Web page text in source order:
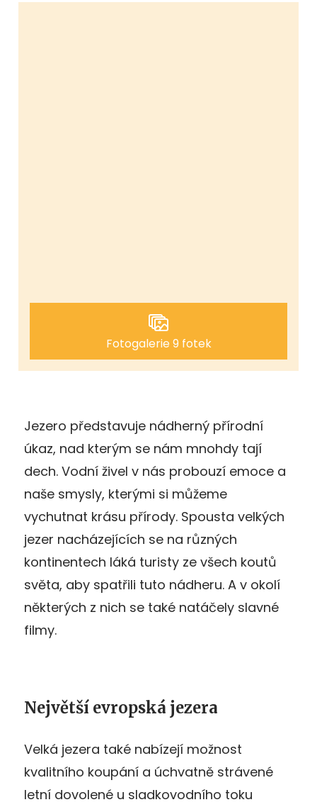
Fotogalerie 9 fotek
Jezero představuje nádherný přírodní
úkaz, nad kterým se nám mnohdy tají
dech. Vodní živel v nás probouzí emoce a
naše smysly, kterými si můžeme
vychutnat krásu přírody. Spousta velkých
jezer nacházejících se na různých
kontinentech láká turisty ze všech koutů
světa, aby spatřili tuto nádheru. A v okolí
některých z nich se také natáčely slavné
filmy.
Největší evropská jezera
Velká jezera také nabízejí možnost
kvalitního koupání a úchvatně strávené
letní dovolené u sladkovodního toku